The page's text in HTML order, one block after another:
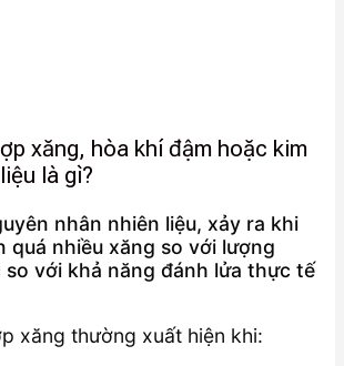
xăng, hòa khí đậm hoặc kim
là gì?
nhân nhiên liệu, xảy ra khi
quá nhiều xăng so với lượng
với khả năng đánh lửa thực tế
xăng thường xuất hiện khi: